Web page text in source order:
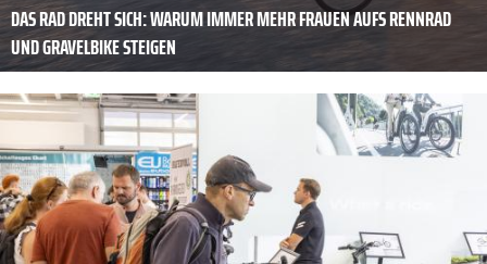
DAS RAD DREHT SICH: WARUM IMMER MEHR FRAUEN AUFS RENNRAD
UND GRAVELBIKE STEIGEN